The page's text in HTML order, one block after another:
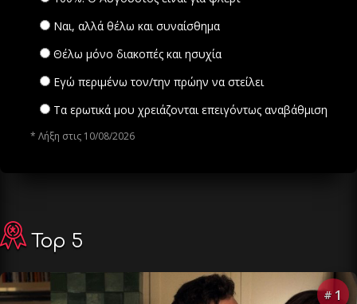
Ναι, αλλά θέλω και συναίσθημα
Θέλω μόνο διακοπές και ησυχία
Εγώ περιμένω τον/την πρώην να στείλει
Τα ερωτικά μου χρειάζονται επειγόντως αναβάθμιση
* Λήξη στις 10/08/2026
Top 5
# 1